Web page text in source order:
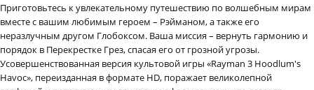
Приготовьтесь к увлекательному путешествию по волшебным мирам
вместе с вашим любимым героем – Рэйманом, а также его
неразлучным другом Глобоксом. Ваша миссия – вернуть гармонию и
порядок в Перекрестке Грез, спасая его от грозной угрозы.
Усовершенствованная версия культовой игры «Rayman 3 Hoodlum's
Havoc», переизданная в формате HD, поражает великолепной